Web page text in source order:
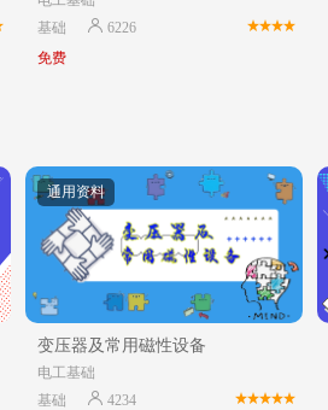
基础
6226
免费
通用资料
变压器及常用磁性设备
电工基础
基础
4234